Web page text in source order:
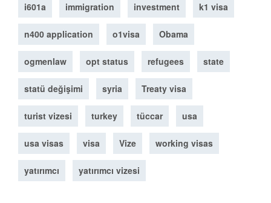
i601a immigration investment k1 visa
n400 application o1visa Obama
ogmenlaw opt status refugees state
statü değişimi syria Treaty visa
turist vizesi turkey tüccar usa
usa visas visa Vize working visas
yatırımcı yatırımcı vizesi